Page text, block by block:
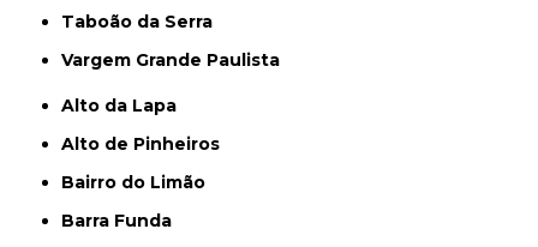
Taboão da Serra
Vargem Grande Paulista
Alto da Lapa
Alto de Pinheiros
Bairro do Limão
Barra Funda